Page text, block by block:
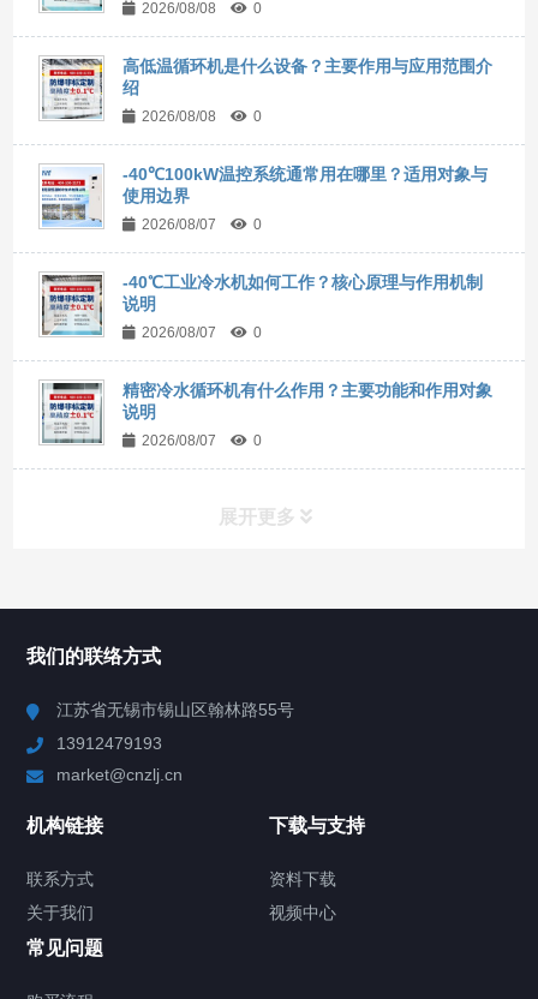
2026/08/08 0
高低温循环机是什么设备？主要作用与应用范围介
绍
2026/08/08 0
-40℃100kW温控系统通常用在哪里？适用对象与
使用边界
2026/08/07 0
-40℃工业冷水机如何工作？核心原理与作用机制
说明
2026/08/07 0
精密冷水循环机有什么作用？主要功能和作用对象
说明
2026/08/07 0
展开更多
Chiller高精度制冷循环器
TCU温度控制单元
Chiller气体控温系统
我们的联络方式
江苏省无锡市锡山区翰林路55号
13912479193
market@cnzlj.cn
机构链接
联系方式
关于我们
下载与支持
资料下载
视频中心
常见问题